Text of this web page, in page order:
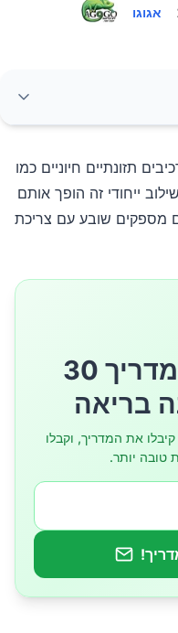
אגוגו
תזונתיים חיוניים כמו
ייחודי זה הופך אותם
מספקים שובע עם צריכת
🎁 קבלו חינם: מדריך 30
בריאה
שכבר קיבלו את המדריך, וקבלו
טובה יותר.